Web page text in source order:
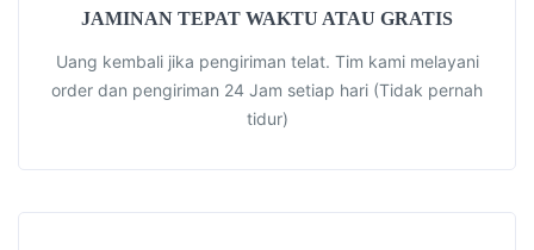
JAMINAN TEPAT WAKTU ATAU GRATIS
Uang kembali jika pengiriman telat. Tim kami melayani
order dan pengiriman 24 Jam setiap hari (Tidak pernah
tidur)